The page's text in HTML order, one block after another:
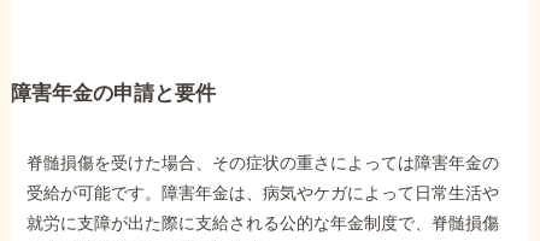
障害年金の申請と要件
脊髄損傷を受けた場合、その症状の重さによっては障害年金の
受給が可能です。障害年金は、病気やケガによって日常生活や
就労に支障が出た際に支給される公的な年金制度で、脊髄損傷